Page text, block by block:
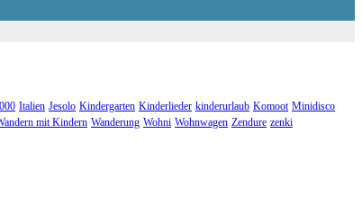
Italien Jesolo Kindergarten Kinderlieder kinderurlaub Komoot Minidisco
mit Kindern Wanderung Wohni Wohnwagen Zendure zenki